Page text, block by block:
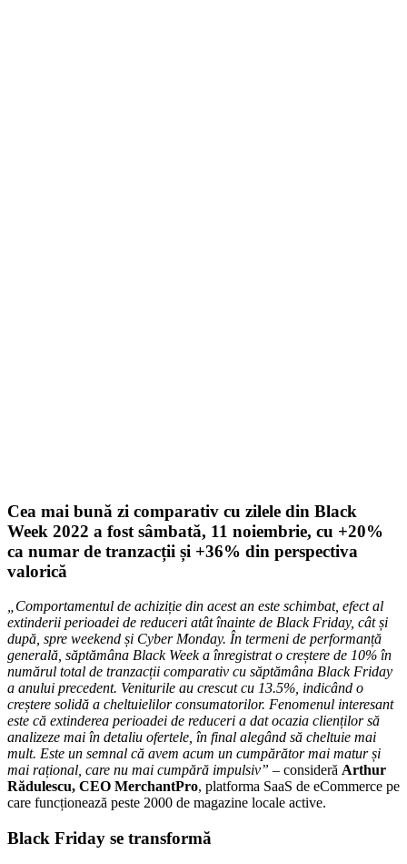
Cea mai bună zi comparativ cu zilele din Black
Week 2022 a fost sâmbată, 11 noiembrie, cu +20%
ca numar de tranzacții și +36% din perspectiva
valorică
„Comportamentul de achiziție din acest an este schimbat, efect al
extinderii perioadei de reduceri atât înainte de Black Friday, cât și
după, spre weekend și Cyber Monday. În termeni de performanță
generală, săptămâna Black Week a înregistrat o creștere de 10% în
numărul total de tranzacții comparativ cu săptămâna Black Friday
a anului precedent. Veniturile au crescut cu 13.5%, indicând o
creștere solidă a cheltuielilor consumatorilor. Fenomenul interesant
este că extinderea perioadei de reduceri a dat ocazia clienților să
analizeze mai în detaliu ofertele, în final alegând să cheltuie mai
mult. Este un semnal că avem acum un cumpărător mai matur și
mai rațional, care nu mai cumpără impulsiv” – consideră Arthur
Rădulescu, CEO MerchantPro, platforma SaaS de eCommerce pe
care funcționează peste 2000 de magazine locale active.
Black Friday se transformă